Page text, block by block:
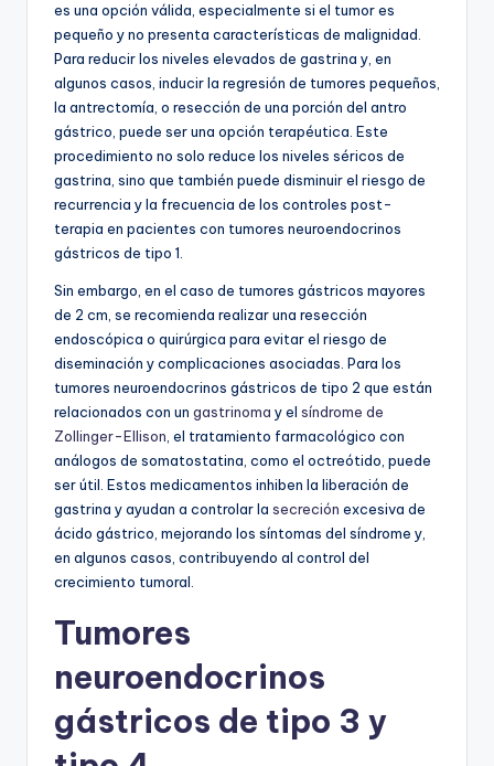
es una opción válida, especialmente si el tumor es
pequeño y no presenta características de malignidad.
Para reducir los niveles elevados de gastrina y, en
algunos casos, inducir la regresión de tumores pequeños,
la antrectomía, o resección de una porción del antro
gástrico, puede ser una opción terapéutica. Este
procedimiento no solo reduce los niveles séricos de
gastrina, sino que también puede disminuir el riesgo de
recurrencia y la frecuencia de los controles post-
terapia en pacientes con tumores neuroendocrinos
gástricos de tipo 1.
Sin embargo, en el caso de tumores gástricos mayores
de 2 cm, se recomienda realizar una resección
endoscópica o quirúrgica para evitar el riesgo de
diseminación y complicaciones asociadas. Para los
tumores neuroendocrinos gástricos de tipo 2 que están
relacionados con un gastrinoma y el síndrome de
Zollinger-Ellison, el tratamiento farmacológico con
análogos de somatostatina, como el octreótido, puede
ser útil. Estos medicamentos inhiben la liberación de
gastrina y ayudan a controlar la secreción excesiva de
ácido gástrico, mejorando los síntomas del síndrome y,
en algunos casos, contribuyendo al control del
crecimiento tumoral.
Tumores
neuroendocrinos
gástricos de tipo 3 y